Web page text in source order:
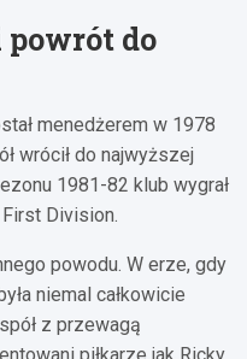
powrót do
menedżerem w 1978
wrócił do najwyższej
1981-82 klub wygrał
Division.
powodu. W erze, gdy
niemal całkowicie
z przewagą